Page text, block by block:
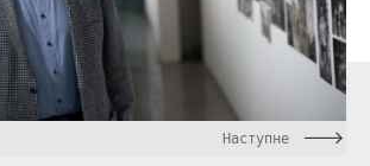
Наступне